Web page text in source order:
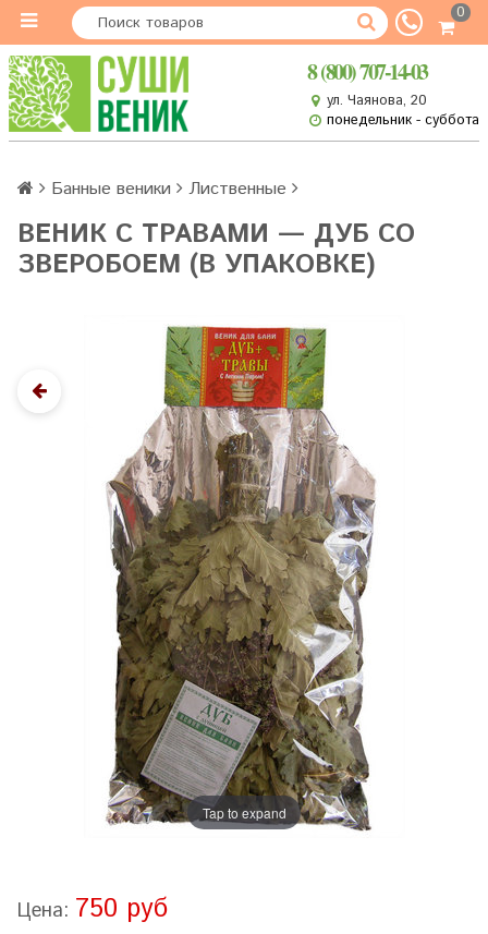
0
8 (800) 707-14-03
ул. Чаянова, 20
понедельник - суббота
Банные веники Лиственные
ВЕНИК С ТРАВАМИ — ДУБ СО
ЗВЕРОБОЕМ (В УПАКОВКЕ)
Tap to expand
Цена: 750 руб